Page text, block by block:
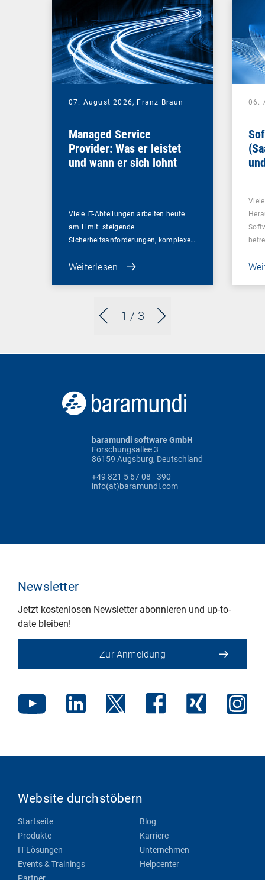
1 / 3
07. August 2026, Franz Braun
Managed Service
Provider: Was er leistet
und wann er sich lohnt
Viele IT-Abteilungen arbeiten heute
am Limit: steigende
Sicherheitsanforderungen, komplexe…
Weiterlesen
06.
baramundi software GmbH
Forschungsallee 3
86159 Augsburg, Deutschland
+49 821 5 67 08 - 390
info(at)baramundi.com
Newsletter
Jetzt kostenlosen Newsletter abonnieren und up-to-
date bleiben!
Zur Anmeldung
Website durchstöbern
Startseite
Produkte
IT-Lösungen
Events & Trainings
Blog
Karriere
Unternehmen
Helpcenter